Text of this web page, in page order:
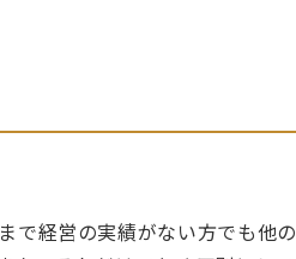
で経営の実績がない方でも他の